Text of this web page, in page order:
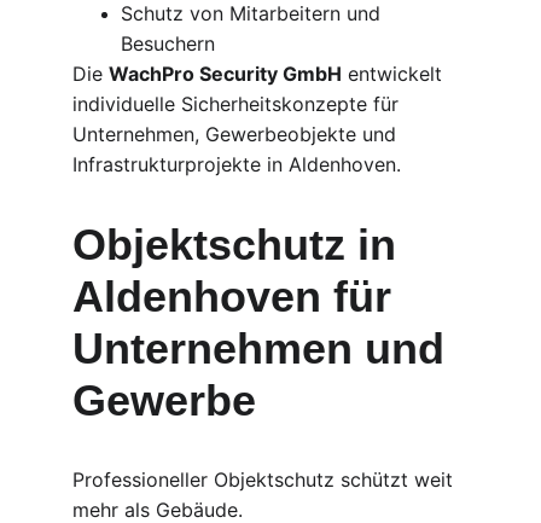
Schutz von Mitarbeitern und
Besuchern
Die WachPro Security GmbH entwickelt
individuelle Sicherheitskonzepte für
Unternehmen, Gewerbeobjekte und
Infrastrukturprojekte in Aldenhoven.
Objektschutz in
Aldenhoven für
Unternehmen und
Gewerbe
Professioneller Objektschutz schützt weit
mehr als Gebäude.